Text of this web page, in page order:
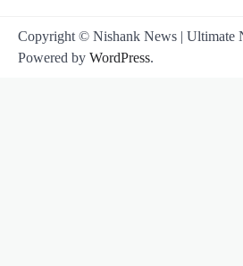
Copyright © Nishank News | Ultimate
Powered by WordPress.